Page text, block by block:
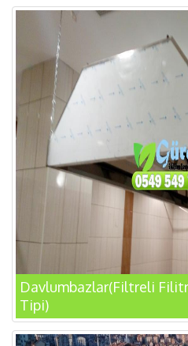
Davlumbazlar(Filtreli
Tipi)